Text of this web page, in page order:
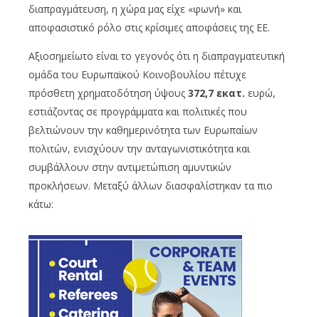
διαπραγμάτευση, η χώρα μας είχε «φωνή» και
αποφασιστικό ρόλο στις κρίσιμες αποφάσεις της ΕΕ.
Αξιοσημείωτο είναι το γεγονός ότι η διαπραγματευτική
ομάδα του Ευρωπαϊκού Κοινοβουλίου πέτυχε
πρόσθετη χρηματοδότηση ύψους 372,7 εκατ. ευρώ,
εστιάζοντας σε προγράμματα και πολιτικές που
βελτιώνουν την καθημερινότητα των Ευρωπαίων
πολιτών, ενισχύουν την ανταγωνιστικότητα και
συμβάλλουν στην αντιμετώπιση αμυντικών
προκλήσεων. Μεταξύ άλλων διασφαλίστηκαν τα πιο
κάτω: